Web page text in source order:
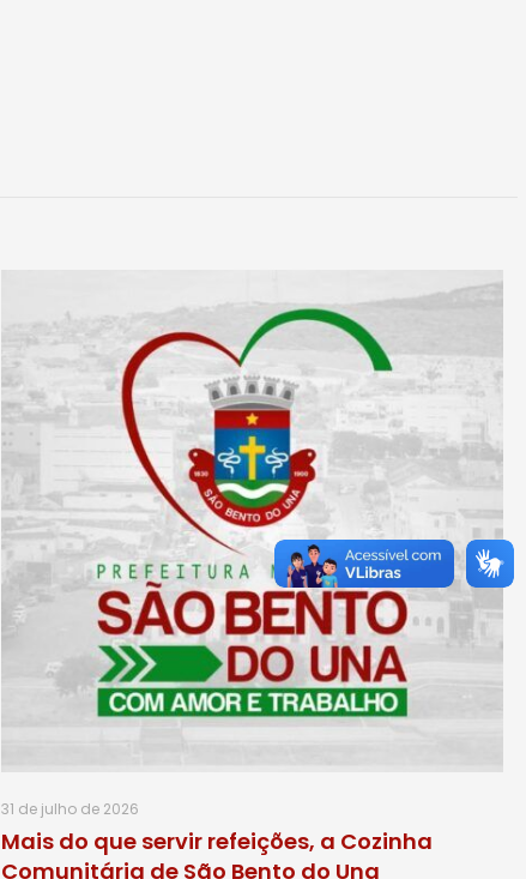
31 de julho de 2026
Mais do que servir refeições, a Cozinha
Comunitária de São Bento do Una